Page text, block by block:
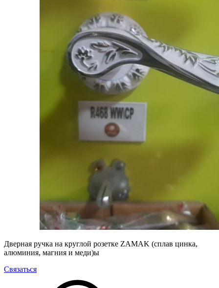
Дверная ручка на круглой розетке ZAMAK (сплав цинка,
алюминия, магния и меди)ы
Связаться